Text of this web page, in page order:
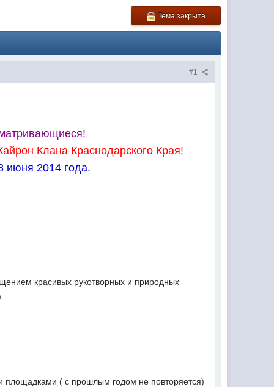
Тема закрыта
#1
Клана Краснодарского Края!
июня 2014 года.
красивых рукотворных и природных
площадками ( с прошлым годом не повторяется)